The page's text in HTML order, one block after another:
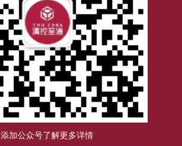
添加公众号了解更多详情